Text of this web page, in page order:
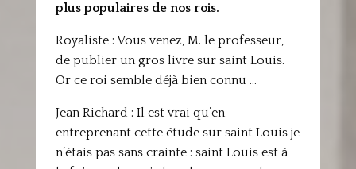
plus populaires de nos rois.
Royaliste : Vous venez, M. le professeur,
de publier un gros livre sur saint Louis.
Or ce roi semble déjà bien connu …
Jean Richard : Il est vrai qu’en
entreprenant cette étude sur saint Louis je
n’étais pas sans crainte : saint Louis est à